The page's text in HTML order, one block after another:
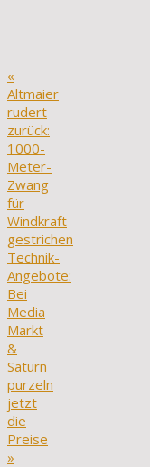
«
Altmaier
rudert
zurück:
1000-
Meter-
Zwang
für
Windkraft
gestrichen
Technik-
Angebote:
Bei
Media
Markt
&
Saturn
purzeln
jetzt
die
Preise
»